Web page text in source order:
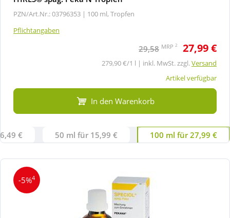
PZN/Art.Nr.: 03796353 | 100 ml, Tropfen
Pflichtangaben
29,58 MRP 2 27,99 €
279,90 €/1 l | inkl. MwSt. zzgl.Versand
Artikel verfügbar
In den Warenkorb
€ 50 ml für 15,99 € 100 ml für 27,99 €
-5%4